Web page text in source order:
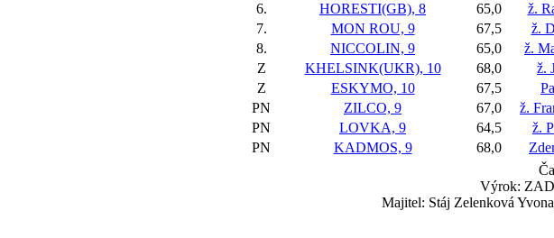
6.
HORESTI(GB), 8 65,0 ž.
7.
MON ROU, 9 67,5 ž.
8.
NICCOLIN, 9 65,0 ž.
Z
KHELSINK(UKR), 10 68,0 ž.
Z
ESKYMO, 10 67,5
PN
ZILCO, 9 67,0 ž.
PN
LOVKA, 9 64,5 ž.
PN
KADMOS, 9 68,0
Výrok:
Majitel: Stáj Zelenková